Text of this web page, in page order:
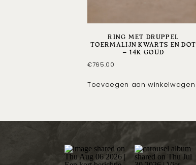
RING MET DRUPPEL
TOERMALIJN KWARTS EN DOT
– 14K GOUD
€765.00
Toevoegen aan winkelwagen